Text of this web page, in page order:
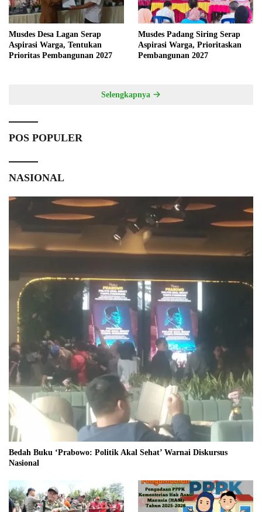
Musdes Desa Lagan Serap
Aspirasi Warga, Tentukan
Prioritas Pembangunan 2027
Musdes Padang Siring Serap
Aspirasi Warga, Prioritaskan
Pembangunan 2027
Selengkapnya
POS POPULER
NASIONAL
Bedah Buku ‘Prabowo: Politik Akal Sehat’ Warnai Diskursus
Nasional